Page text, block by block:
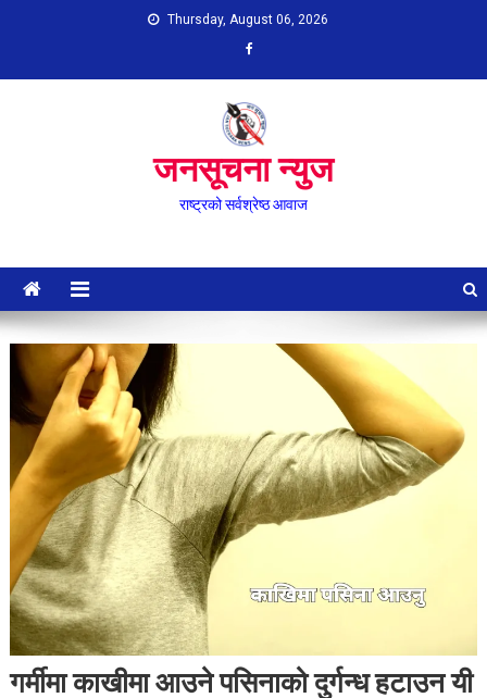
Thursday, August 06, 2026
जनसूचना न्युज
राष्ट्रको सर्वश्रेष्ठ आवाज
गर्मीमा काखीमा आउने पसिनाको दुर्गन्ध हटाउन यी